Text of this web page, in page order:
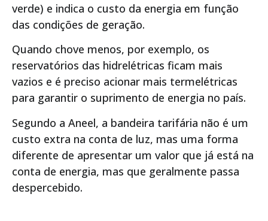
verde) e indica o custo da energia em função
das condições de geração.
Quando chove menos, por exemplo, os
reservatórios das hidrelétricas ficam mais
vazios e é preciso acionar mais termelétricas
para garantir o suprimento de energia no país.
Segundo a Aneel, a bandeira tarifária não é um
custo extra na conta de luz, mas uma forma
diferente de apresentar um valor que já está na
conta de energia, mas que geralmente passa
despercebido.